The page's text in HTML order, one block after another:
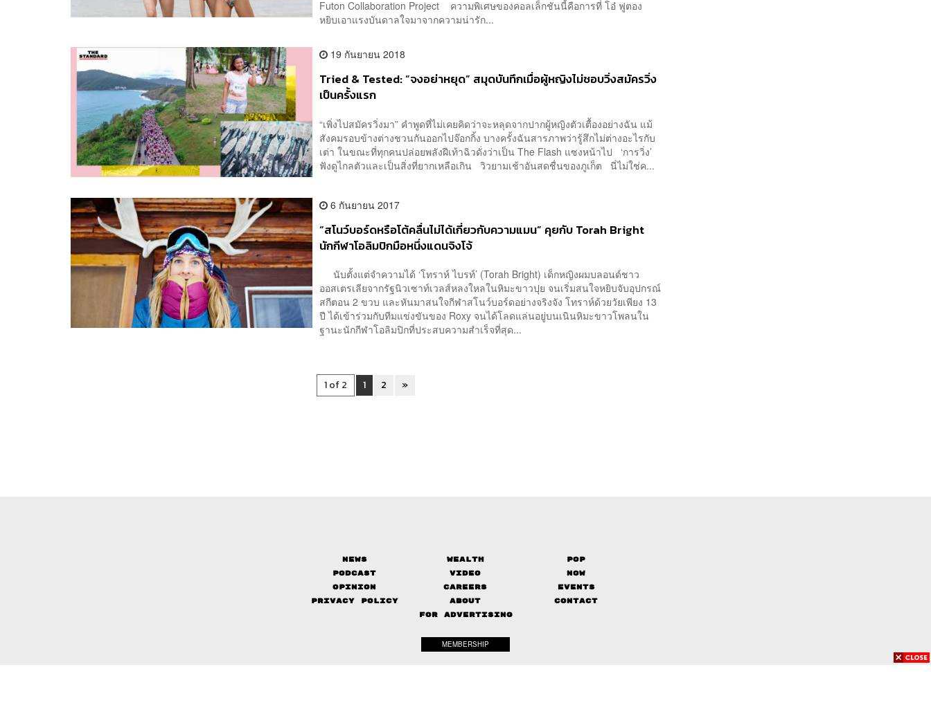
Futon Collaboration Project ความพิเศษของคอลเล็กชันนี้คือการที่ โอ๋ ฟูตอง
หยิบเอาแรงบันดาลใจมาจากความน่ารัก...
19 กันยายน 2018
Tried & Tested: “จงอย่าหยุด” สมุดบันทึกเมื่อผู้หญิงไม่ชอบวิ่งสมัครวิ่ง
เป็นครั้งแรก
“เพิ่งไปสมัครวิ่งมา” คำพูดที่ไม่เคยคิดว่าจะหลุดจากปากผู้หญิงตัวเตื้องอย่างฉัน แม้
สังคมรอบข้างต่างชวนกันออกไปจ๊อกกิ้ง บางครั้งฉันสารภาพว่ารู้สึกไม่ต่างอะไรกับ
เต่า ในขณะที่ทุกคนปล่อยพลังฝีเท้าฉิวดั่งว่าเป็น The Flash แซงหน้าไป ‘การวิ่ง’
ฟังดูไกลตัวและเป็นสิ่งที่ยากเหลือเกิน วิวยามเช้าอันสดชื่นของภูเก็ต นี่ไม่ใช่ค...
6 กันยายน 2017
“สโนว์บอร์ดหรือโต้คลื่นไม่ได้เกี่ยวกับความแมน” คุยกับ Torah Bright
นักกีฬาโอลิมปิกมือหนึ่งแดนจิงโจ้
นับตั้งแต่จำความได้ ‘โทราห์ ไบรท์’ (Torah Bright) เด็กหญิงผมบลอนด์ชาว
ออสเตรเลียจากรัฐนิวเซาท์เวลส์หลงใหลในหิมะขาวปุย จนเริ่มสนใจหยิบจับอุปกรณ์
สกีตอน 2 ขวบ และหันมาสนใจกีฬาสโนว์บอร์ดอย่างจริงจัง โทราห์ด้วยวัยเพียง 13
ปี ได้เข้าร่วมกับทีมแข่งขันของ Roxy จนได้โลดแล่นอยู่บนเนินหิมะขาวโพลนใน
ฐานะนักกีฬาโอลิมปิกที่ประสบความสำเร็จที่สุด...
1 of 2 1 2 »
News Wealth
Pop
Podcast
Video
Now
Opinion
Careers
Events
Privacy Policy
About
Contact
FOR ADVERTISING
MEMBERSHIP